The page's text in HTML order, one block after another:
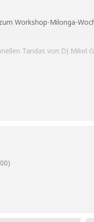
Workshop-Milonga-
Tandas von DJ Mikel
sind schnell
im Hof, wir sind es auch,